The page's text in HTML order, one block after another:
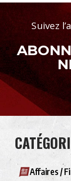
Suivez
Affaires /